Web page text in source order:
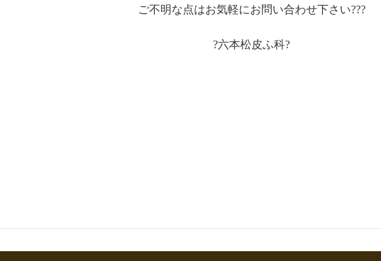
ご不明な点はお気軽にお問い合わせ下さい???
?六本松皮ふ科?